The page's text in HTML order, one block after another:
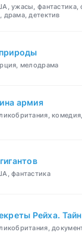
ужасы, фантастика,
драма, детектив
мелодрама
армия
фантастика
Рейха.